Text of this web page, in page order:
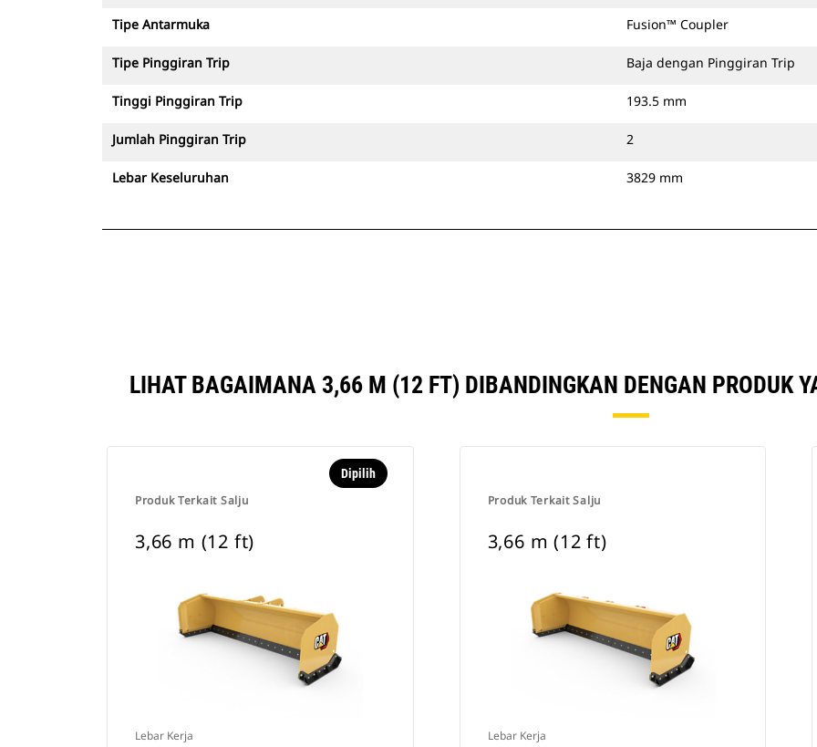
Tipe Antarmuka Fusion™ Coupler
Tipe Pinggiran Trip Baja dengan Pinggiran Trip
Tinggi Pinggiran Trip 193.5 mm
Jumlah Pinggiran Trip 2
Lebar Keseluruhan 3829 mm
LIHAT BAGAIMANA 3,66 M (12 FT) DIBANDINGKAN DENGAN PRODUK
Produk Terkait Salju
Dipilih
3,66 m (12 ft)
Lebar Kerja
Produk Terkait Salju
3,66 m (12 ft)
Lebar Kerja